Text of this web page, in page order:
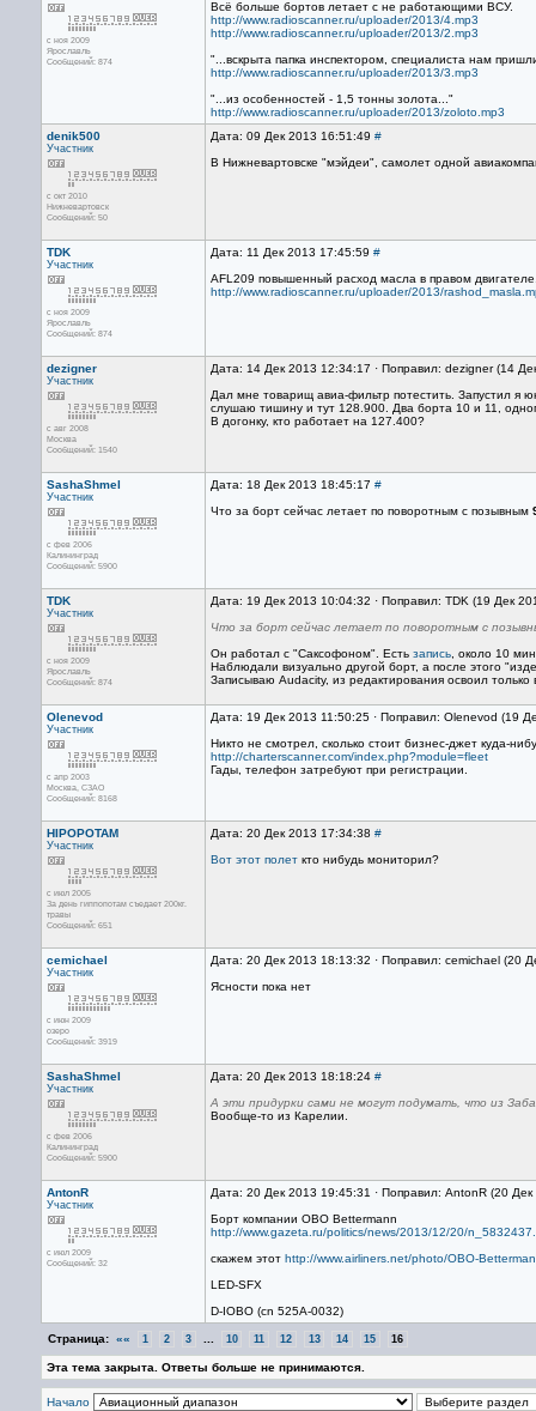
с ноя 2009
Ярославль
Сообщений: 874
Всё больше бортов летает с не работающими ВСУ.
http://www.radioscanner.ru/uploader/2013/4.mp3
http://www.radioscanner.ru/uploader/2013/2.mp3
"...вскрыта папка инспектором, специалиста нам
http://www.radioscanner.ru/uploader/2013/3.mp3
"...из особенностей - 1,5 тонны золота..."
http://www.radioscanner.ru/uploader/2013/zoloto.mp3
denik500
Участник
с окт 2010
Нижневартовск
Сообщений: 50
Дата: 09 Дек 2013 16:51:49 #
В Нижневартовске "мэйдеи", самолет одной
TDK
Участник
с ноя 2009
Ярославль
Сообщений: 874
Дата: 11 Дек 2013 17:45:59 #
AFL209 повышенный расход масла в правом
http://www.radioscanner.ru/uploader/2013/
dezigner
Участник
с авг 2008
Москва
Сообщений: 1540
Дата: 14 Дек 2013 12:34:17 · Поправил: dezigner (14
Дал мне товарищ авиа-фильтр потестить. Запустил я
слушаю тишину и тут 128.900. Два борта 10 и 11,
В догонку, кто работает на 127.400?
SashaShmel
Участник
с фев 2006
Калининград
Сообщений: 5900
Дата: 18 Дек 2013 18:45:17 #
Что за борт сейчас летает по поворотным с позывным
TDK
Участник
с ноя 2009
Ярославль
Сообщений: 874
Дата: 19 Дек 2013 10:04:32 · Поправил: TDK (19 Дек
Что за борт сейчас летает по поворотным с
Он работал с "Саксофоном". Есть запись , около 10
Наблюдали визуально другой борт, а после этого
Записываю Audacity, из редактирования освоил
Olenevod
Участник
с апр 2003
Москва, СЗАО
Сообщений: 8168
Дата: 19 Дек 2013 11:50:25 · Поправил: Olenevod (19
Никто не смотрел, сколько стоит бизнес-джет куда-
http://charterscanner.com/index.php?module=fleet
Гады, телефон затребуют при регистрации.
HIPOPOTAM
Участник
с июл 2005
За день гиппопотам съедает 200кг.
травы
Сообщений: 651
Дата: 20 Дек 2013 17:34:38 #
Вот этот полет кто нибудь мониторил?
cemichael
Участник
с июн 2009
озеро
Сообщений: 3919
Дата: 20 Дек 2013 18:13:32 · Поправил: cemichael (20
Ясности пока нет
SashaShmel
Участник
с фев 2006
Калининград
Сообщений: 5900
Дата: 20 Дек 2013 18:18:24 #
А эти придурки сами не могут подумать, что из
Вообще-то из Карелии.
AntonR
Участник
с июл 2009
Сообщений: 32
Дата: 20 Дек 2013 19:45:31 · Поправил: AntonR (20
Борт компании OBO Bettermann
http://www.gazeta.ru/politics/news/2013/12/20/
скажем этот http://www.airliners.net/photo/OBO-
LED-SFX
D-IOBO (cn 525A-0032)
Страница: «« 1 2 3 10 11 12 13 14 15 16
Эта тема закрыта. Ответы больше не принимаются.
Начало